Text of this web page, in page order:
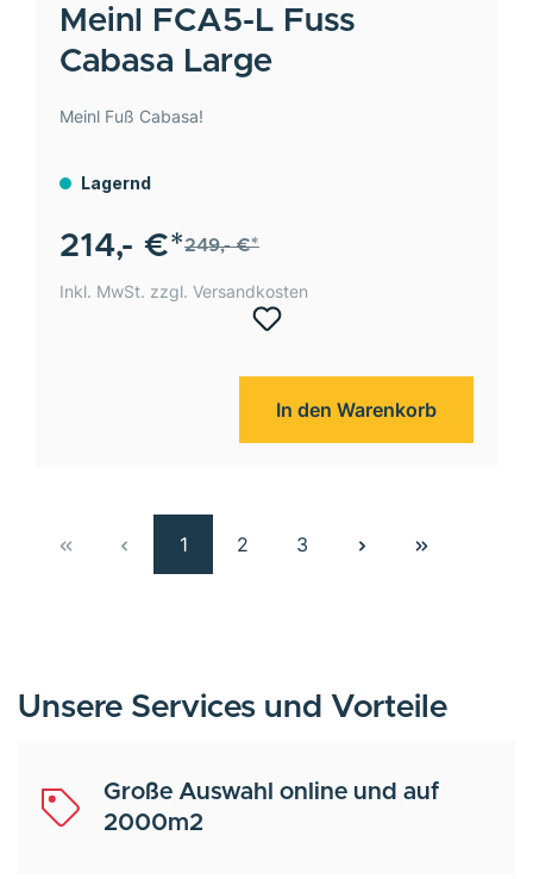
Meinl
FCA5-L Fuss
Cabasa Large
Meinl Fuß Cabasa!
Lagernd
214,- €*249,- €*
Inkl. MwSt. zzgl. Versandkosten
In den Warenkorb
1 2 3
Unsere Services und Vorteile
Große Auswahl online und auf
2000m2